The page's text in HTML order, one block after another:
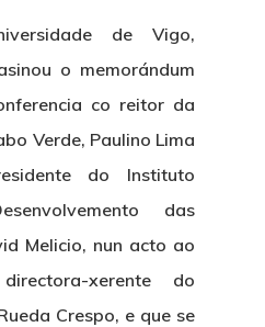
de Vigo,
o memorándum
co reitor da
Verde, Paulino Lima
do Instituto
das
Melicio, nun acto ao
xerente do
Crespo, e que se